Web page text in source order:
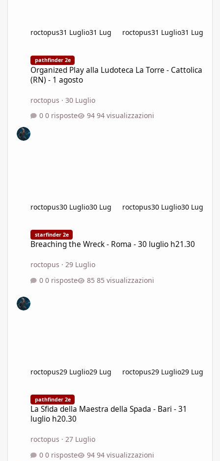
roctopus31 Luglio31 Lug roctopus31 Luglio31 Lug
pathfinder 2e
Organized Play alla Ludoteca La Torre - Cattolica
(RN) - 1 agosto
roctopus ·30 Luglio
0 risposte
94 visualizzazioni
roctopus30 Luglio30 Lug roctopus30 Luglio30 Lug
starfinder 2e
Breaching the Wreck - Roma - 30 luglio h21.30
roctopus ·29 Luglio
0 risposte
85 visualizzazioni
roctopus29 Luglio29 Lug roctopus29 Luglio29 Lug
pathfinder 2e
La Sfida della Maestra della Spada - Bari - 31
luglio h20.30
roctopus ·27 Luglio
0 risposte
94 visualizzazioni